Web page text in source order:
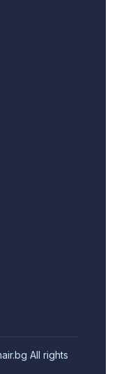
All rights